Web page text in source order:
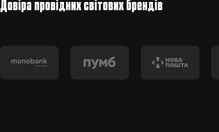
Довіра провідних світових брендів